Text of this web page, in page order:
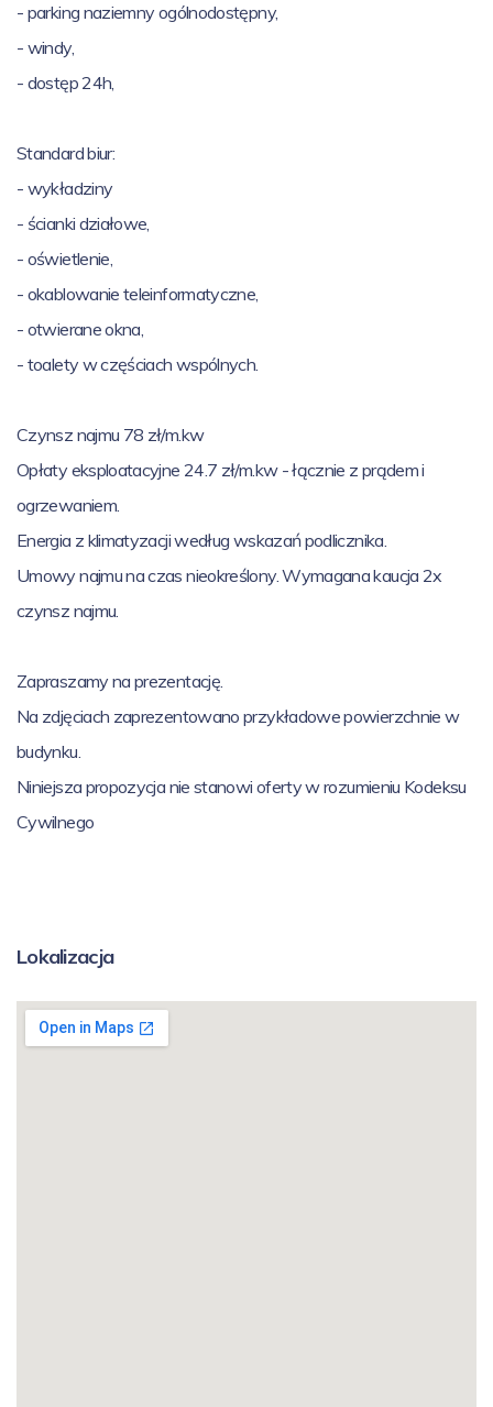
- parking naziemny ogólnodostępny,
- windy,
- dostęp 24h,
Standard biur:
- wykładziny
- ścianki działowe,
- oświetlenie,
- okablowanie teleinformatyczne,
- otwierane okna,
- toalety w częściach wspólnych.
Czynsz najmu 78 zł/m.kw
Opłaty eksploatacyjne 24.7 zł/m.kw - łącznie z prądem i
ogrzewaniem.
Energia z klimatyzacji według wskazań podlicznika.
Umowy najmu na czas nieokreślony. Wymagana kaucja 2x
czynsz najmu.
Zapraszamy na prezentację.
Na zdjęciach zaprezentowano przykładowe powierzchnie w
budynku.
Niniejsza propozycja nie stanowi oferty w rozumieniu Kodeksu
Cywilnego
Lokalizacja